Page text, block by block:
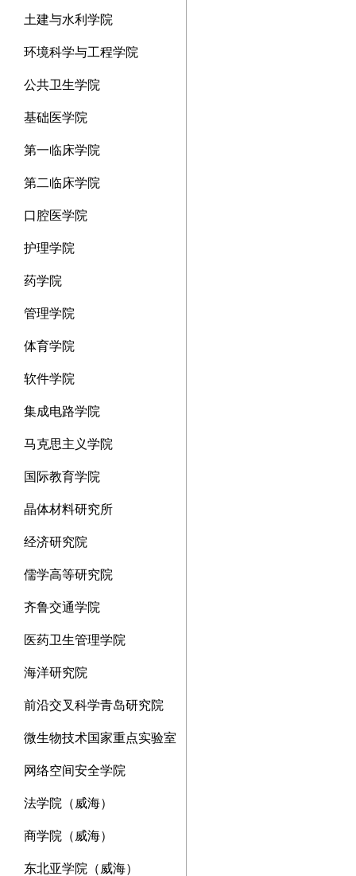
土建与水利学院
环境科学与工程学院
公共卫生学院
基础医学院
第一临床学院
第二临床学院
口腔医学院
护理学院
药学院
管理学院
体育学院
软件学院
集成电路学院
马克思主义学院
国际教育学院
晶体材料研究所
经济研究院
儒学高等研究院
齐鲁交通学院
医药卫生管理学院
海洋研究院
前沿交叉科学青岛研究院
微生物技术国家重点实验室
网络空间安全学院
法学院（威海）
商学院（威海）
东北亚学院（威海）